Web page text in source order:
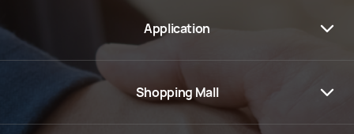
Application
Shopping Mall